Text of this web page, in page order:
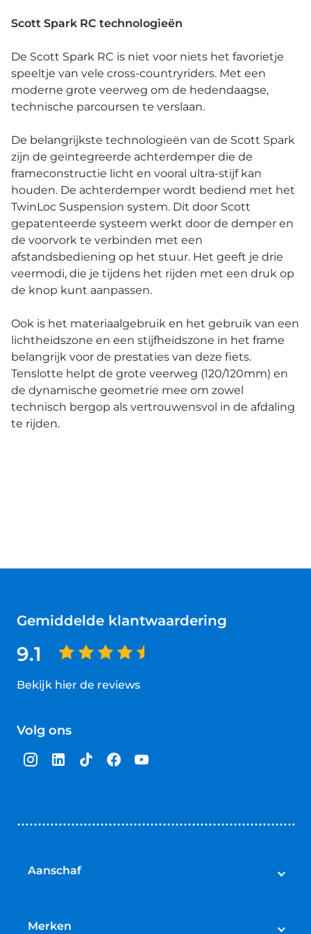
Scott Spark RC technologieën
De Scott Spark RC is niet voor niets het favorietje
speeltje van vele cross-countryriders. Met een
moderne grote veerweg om de hedendaagse,
technische parcoursen te verslaan.
De belangrijkste technologieën van de Scott Spark
zijn de geïntegreerde achterdemper die de
frameconstructie licht en vooral ultra-stijf kan
houden. De achterdemper wordt bediend met het
TwinLoc Suspension system. Dit door Scott
gepatenteerde systeem werkt door de demper en
de voorvork te verbinden met een
afstandsbediening op het stuur. Het geeft je drie
veermodi, die je tijdens het rijden met een druk op
de knop kunt aanpassen.
Ook is het materiaalgebruik en het gebruik van een
lichtheidszone en een stijfheidszone in het frame
belangrijk voor de prestaties van deze fiets.
Tenslotte helpt de grote veerweg (120/120mm) en
de dynamische geometrie mee om zowel
technisch bergop als vertrouwensvol in de afdaling
te rijden.
Gemiddelde klantwaardering
9.1
Bekijk hier de reviews
van
sterren
Volg ons
Aanschaf
Speed pedelecs
Merken